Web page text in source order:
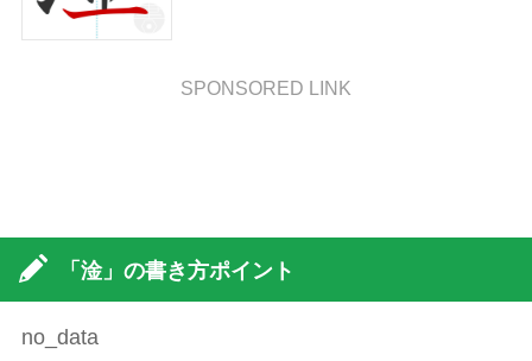
SPONSORED LINK
「淦」の書き方ポイント
no_data